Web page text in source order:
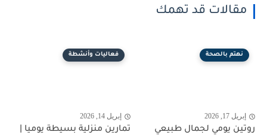
مقالات قد تهمك
نهتم بالصحة
إبريل 17, 2026
روتين يومي لجمال طبيعي
فعاليات وأنشطة
إبريل 14, 2026
تمارين منزلية بسيطة يوميا |